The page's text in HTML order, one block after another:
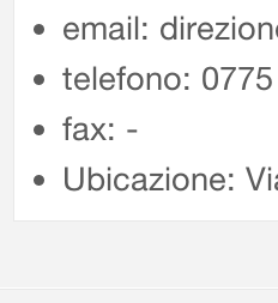
email:
telefono:
fax: -
Ubicazione: